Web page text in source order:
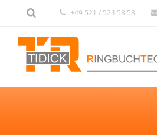
+49 521 / 524 58 58